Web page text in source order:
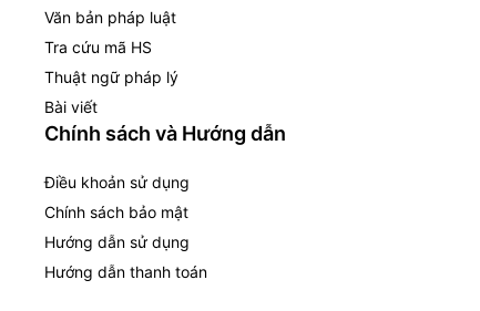
Văn bản pháp luật
Tra cứu mã HS
Thuật ngữ pháp lý
Bài viết
Chính sách và Hướng dẫn
Điều khoản sử dụng
Chính sách bảo mật
Hướng dẫn sử dụng
Hướng dẫn thanh toán